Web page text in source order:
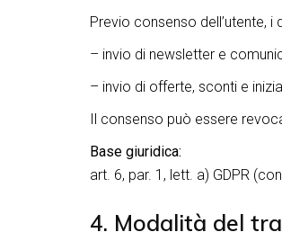
Previo consenso dell’utente,
– invio di newsletter e
– invio di offerte, sconti e
Il consenso può essere
Base giuridica:
art. 6, par. 1, lett. a) GDPR
4. Modalità del